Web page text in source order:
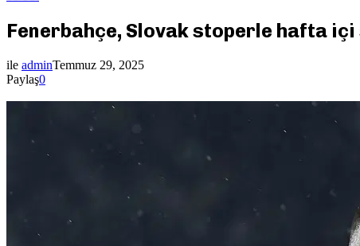
Fenerbahçe, Slovak stoperle hafta
ile adminTemmuz 29, 2025
Paylaş0